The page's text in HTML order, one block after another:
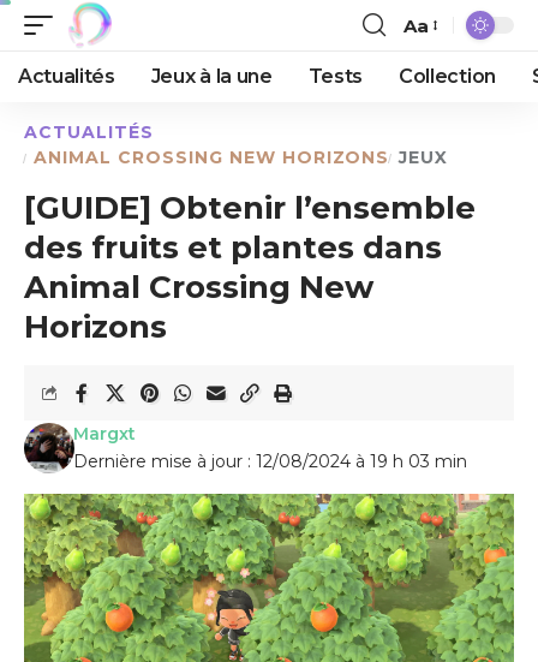
Aa
Actualités Jeux à la une Tests Collection
ACTUALITÉS
ANIMAL CROSSING NEW HORIZONS JEUX
[GUIDE] Obtenir l’ensemble
des fruits et plantes dans
Animal Crossing New
Horizons
Dernière mise à jour : 12/08/2024 à 19 h 03 min
Margxt